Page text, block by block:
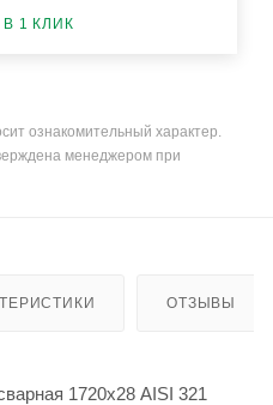
1 КЛИК
ознакомительный характер.
менеджером при
ОТЗЫВЫ
1720х28 AISI 321